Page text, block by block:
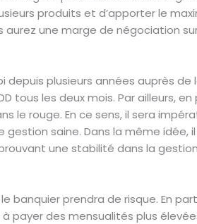
produits et d’apporter le
une marge de négociation
depuis plusieurs années auprès
tous les deux mois. Par ailleurs,
le rouge. En ce sens, il sera
saine. Dans la même
une stabilité dans la
banquier prendra de risque. En
payer des mensualités plus